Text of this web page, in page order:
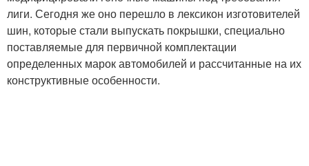
лиги. Сегодня же оно перешло в лексикон изготовителей
шин, которые стали выпускать покрышки, специально
поставляемые для первичной комплектации
определенных марок автомобилей и рассчитанные на их
конструктивные особенности.